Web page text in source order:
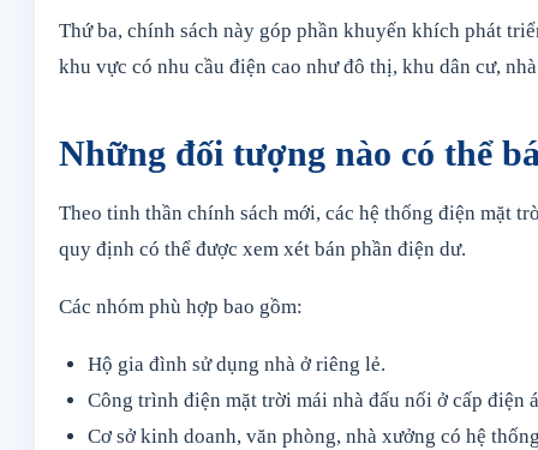
Thứ ba, chính sách này góp phần khuyến khích phát
khu vực có nhu cầu điện cao như đô thị, khu dân cư,
Những đối tượng nào có thể
Theo tinh thần chính sách mới, các hệ thống điện mặt
quy định có thể được xem xét bán phần điện dư.
Các nhóm phù hợp bao gồm:
Hộ gia đình sử dụng nhà ở riêng lẻ.
Công trình điện mặt trời mái nhà đấu nối ở cấp điện
Cơ sở kinh doanh, văn phòng, nhà xưởng có hệ